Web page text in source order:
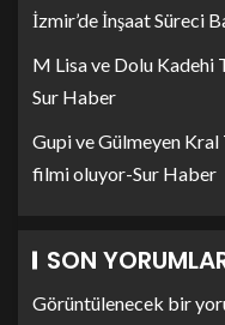
İzmir’de İnşaat Süreci
M Lisa ve Dolu Kadehi
Sur Haber
Gupi ve Gülmeyen
filmi oluyor-Sur Haber
SON
Görüntülenecek bir